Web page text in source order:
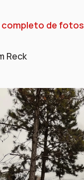
completo de fotos
Reck